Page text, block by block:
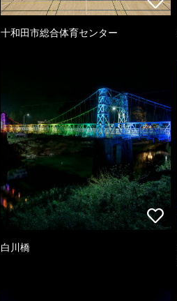
十和田市総合体育センター
白川橋